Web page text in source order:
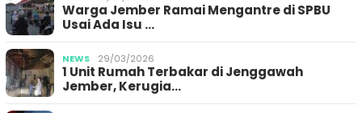
Warga Jember Ramai Mengantre di SPBU
Usai Ada Isu …
NEWS 29/03/2026
1 Unit Rumah Terbakar di Jenggawah
Jember, Kerugia…